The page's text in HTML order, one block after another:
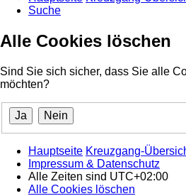
Suche
Alle Cookies löschen
Sind Sie sich sicher, dass Sie alle
möchten?
Hauptseite Kreuzgang-
Impressum & Datenschutz
Alle Zeiten sind UTC+02:00
Alle Cookies löschen